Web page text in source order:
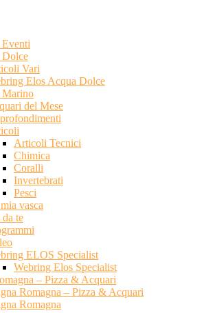
Vari
Elos Acqua Dolce
Marino
del Mese
Articoli Tecnici
Chimica
Coralli
Invertebrati
Pesci
vasca
da te
ELOS Specialist
Webring Elos Specialist
– Pizza & Acquari
Romagna – Pizza & Acquari
Romagna